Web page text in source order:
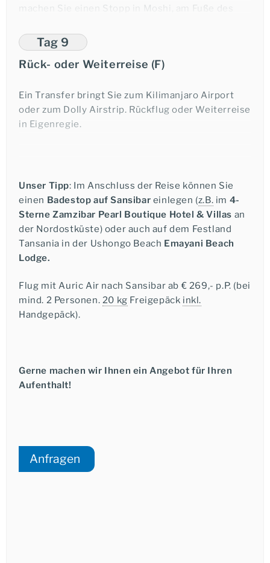
Zurück im Camp lassen Sie den Tag bei einem
Abendessen und Übernachtung Mkomazi
Nationalpark.
machen Sie einen Stopp in Moshi, am Fuße des
Bummel unternehmen und erhaschen vielleicht
einen Blick auf den schneebedeckten Kibo – dies
ist allerdings wetterabhängig.
Abendessen und Übernachtung in Arusha.
Tag 9
Rück- oder Weiterreise (F)
Ein Transfer bringt Sie zum Kilimanjaro Airport
oder zum Dolly Airstrip. Rückflug oder Weiterreise
in Eigenregie.
Unser Tipp: Im Anschluss der Reise können Sie
einen Badestop auf Sansibar einlegen (z.B. im 4-
Sterne Zamzibar Pearl Boutique Hotel & Villas an
der Nordostküste) oder auch auf dem Festland
Tansania in der Ushongo Beach Emayani Beach
Lodge.
Flug mit Auric Air nach Sansibar ab € 269,- p.P. (bei
mind. 2 Personen. 20 kg Freigepäck inkl.
Handgepäck).
Gerne machen wir Ihnen ein Angebot für Ihren
Aufenthalt!
Anfragen
Ich möchte eine telefonische Beratung.
★★★ ★★★★ ★★★★★